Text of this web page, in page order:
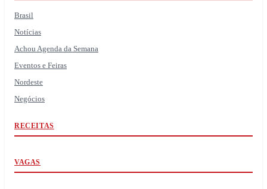
Brasil
Notícias
Achou Agenda da Semana
Eventos e Feiras
Nordeste
Negócios
RECEITAS
VAGAS